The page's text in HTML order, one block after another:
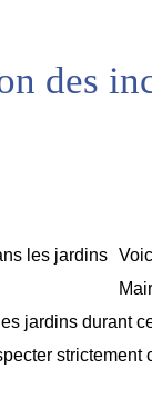
des
jardins durant
strictement